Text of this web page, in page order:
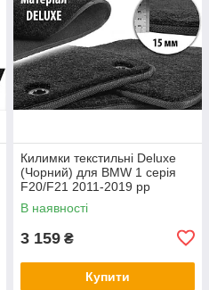
Килимки текстильні Deluxe
(Чорний) для BMW 1 серія
F20/F21 2011-2019 рр
В наявності
3 159 ₴
Купити